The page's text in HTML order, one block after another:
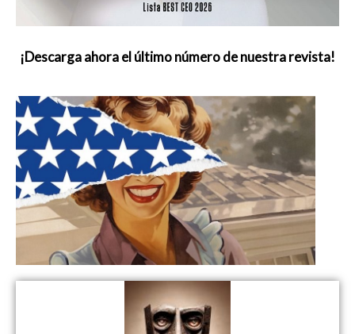
¡Descarga ahora el último número de nuestra revista!